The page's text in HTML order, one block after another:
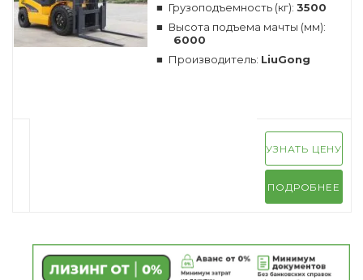
Грузоподъемность (кг): 3500
Высота подъема мачты (мм):
6000
Производитель: LiuGong
УЗНАТЬ ЦЕНУ
ПОДРОБНЕЕ